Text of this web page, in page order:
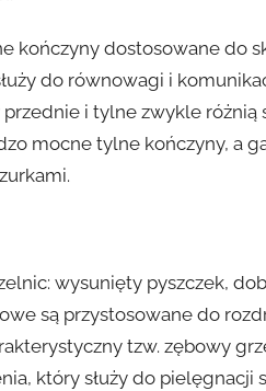
kończyny dostosowane do
do równowagi i
i tylne zwykle różnią
mocne tylne kończyny, a
wysunięty pyszczek,
są przystosowane do
tzw. zębowy
który służy do pielęgnacji